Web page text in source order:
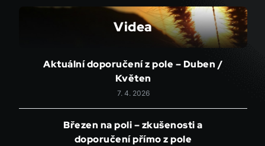
Videa
Aktuální doporučení z pole – Duben /
Květen
7. 4. 2026
Březen na poli – zkušenosti a
doporučení přímo z pole